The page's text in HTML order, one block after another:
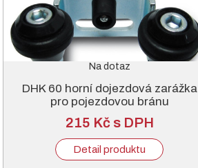
Na dotaz
DHK 60 horní dojezdová zarážka
pro pojezdovou bránu
215 Kč s DPH
Detail produktu